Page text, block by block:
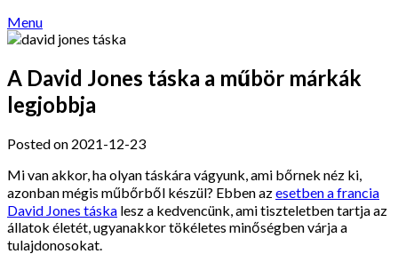
Menu
A David Jones táska a műbör márkák
legjobbja
Posted on 2021-12-23
Mi van akkor, ha olyan táskára vágyunk, ami bőrnek néz ki,
azonban mégis műbőrből készül? Ebben azesetben a francia
David Jones táska lesz a kedvencünk, ami tiszteletben tartja az
állatok életét, ugyanakkor tökéletes minőségben várja a
tulajdonosokat.